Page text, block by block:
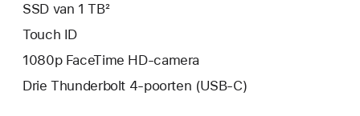
SSD van 1 TB²
Touch ID
1080p FaceTime HD-camera
Drie Thunderbolt 4-poorten (USB‑C)